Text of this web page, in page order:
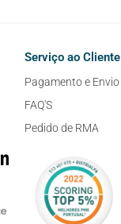
Serviço ao Cliente
Pagamento e Envio
FAQ'S
Pedido de RMA